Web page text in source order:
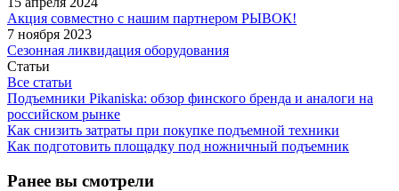
Акция совместно с нашим партнером РЫВОК!
7 ноября 2023
Сезонная ликвидация оборудования
Статьи
Все статьи
Подъемники Pikaniska: обзор финского бренда и аналоги на
российском рынке
Как снизить затраты при покупке подъемной техники
Как подготовить площадку под ножничный подъемник
Ранее вы смотрели